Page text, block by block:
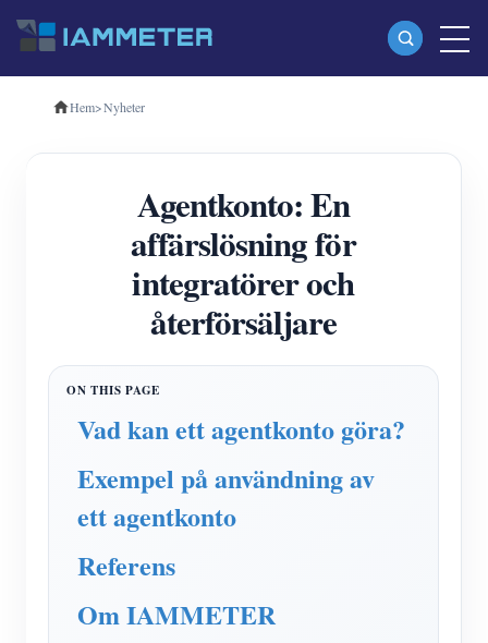
Produkter
Trefas Wi-Fi energimätare (WEM3080T)
Trefas Wi-Fi energimätare (WEM3046T)
Trefas Wi-Fi energimätare (WEM3050T)
WiFi Power Controller
IAMMETER Cloud Pro
IAMMETER Simulator
Virtuell mätare
Energiprognos och simuleringssystem
Ansökningar
Hem>Nyheter
Agentkonto: En
affärslösning för
integratörer och
återförsäljare
Vad kan ett agentkonto göra?
Exempel på användning av
ett agentkonto
Referens
Om IAMMETER